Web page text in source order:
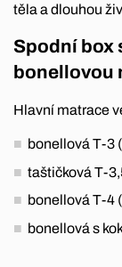
těla a dlouhou
Spodní box
bonellovou
Hlavní matrace
bonellová T-3
taštičková T-
bonellová T-4
bonellová s